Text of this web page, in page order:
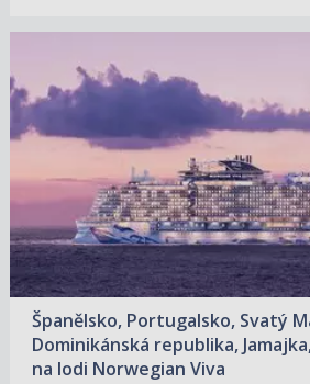
Španělsko, Portugalsko, Svatý
Dominikánská republika,
na lodi Norwegian Viva
14.10.2026 – 31.10.2026